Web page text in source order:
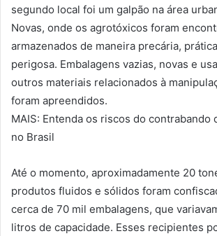
segundo local foi um galpão na área
Novas, onde os agrotóxicos foram
armazenados de maneira precária,
perigosa. Embalagens vazias, novas e
outros materiais relacionados à
foram apreendidos.
MAIS: Entenda os riscos do contrabando
no Brasil
Até o momento, aproximadamente 20
produtos fluidos e sólidos foram
cerca de 70 mil embalagens, que
litros de capacidade. Esses recipientes